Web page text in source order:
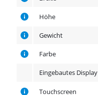
Höhe
Gewicht
Farbe
Eingebautes Display
Touchscreen